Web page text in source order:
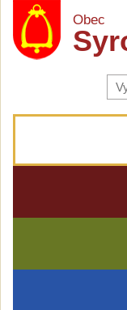
Obec
na